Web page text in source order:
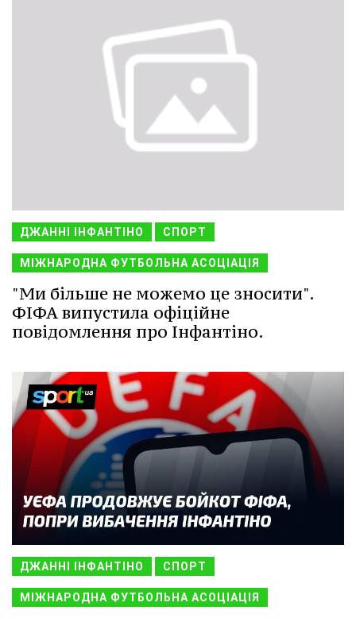
ДЖАННІ ІНФАНТІНО СПОРТ
МІЖНАРОДНА ФУТБОЛЬНА АСОЦІАЦІЯ
"Ми більше не можемо це зносити".
ФІФА випустила офіційне
повідомлення про Інфантіно.
ДЖАННІ ІНФАНТІНО СПОРТ
МІЖНАРОДНА ФУТБОЛЬНА АСОЦІАЦІЯ